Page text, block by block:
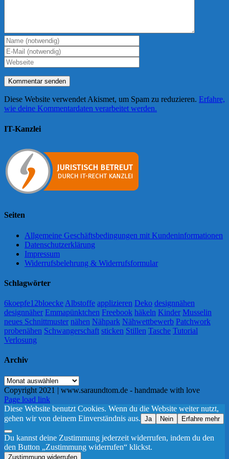
Diese Website verwendet Akismet, um Spam zu reduzieren. Erfahre,
wie deine Kommentardaten verarbeitet werden.
IT-Kanzlei
Seiten
Allgemeine Geschäftsbedingungen mit Kundeninformationen
Datenschutzerklärung
Impressum
Widerrufsbelehrung & Widerrufsformular
Schlagwörter
6koepfe12bloecke Albstoffe applizieren Deko designnähen
designnäher Emmapünktchen Freebook häkeln Kinder Musselin
neues Schnittmuster nähen Nähpark Nähwettbewerb Patchwork
probenähen Schwangerschaft sticken Stillen Tasche Tutorial
Verlosung
Archiv
Archiv
Copyright 2021 | www.saraundtom.de - handmade with love
Instagram
Page load link
Diese Website benutzt Cookies. Wenn du die Website weiter nutzt,
gehen wir von deinem Einverständnis aus. Ja Nein Erfahre mehr
Du kannst deine Zustimmung jederzeit widerrufen, indem du den
den Button „Zustimmung widerrufen“ klickst.
Zustimmung widerrufen